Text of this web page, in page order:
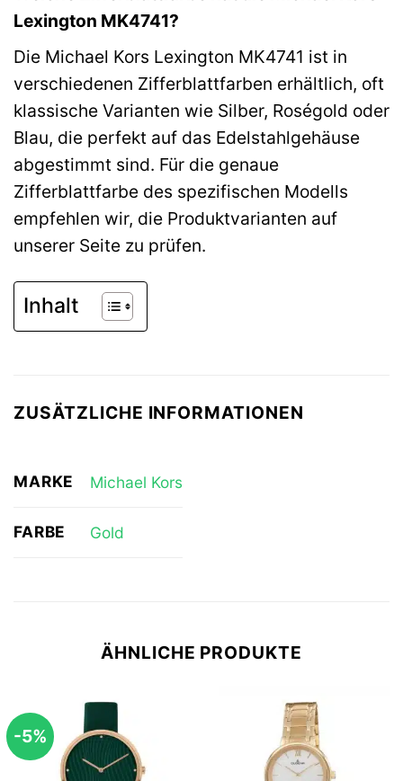
Lexington MK4741?
Die Michael Kors Lexington MK4741 ist in
verschiedenen Zifferblattfarben erhältlich, oft
klassische Varianten wie Silber, Roségold oder
Blau, die perfekt auf das Edelstahlgehäuse
abgestimmt sind. Für die genaue
Zifferblattfarbe des spezifischen Modells
empfehlen wir, die Produktvarianten auf
unserer Seite zu prüfen.
Inhalt
ZUSÄTZLICHE INFORMATIONEN
MARKE Michael Kors
FARBE Gold
ÄHNLICHE PRODUKTE
-5%